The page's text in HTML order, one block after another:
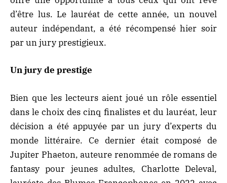
d’être lus. Le lauréat de cette année, un nouvel
auteur indépendant, a été récompensé hier soir
par un jury prestigieux.
Un jury de prestige
Bien que les lecteurs aient joué un rôle essentiel
dans le choix des cinq finalistes et du lauréat, leur
décision a été appuyée par un jury d’experts du
monde littéraire. Ce dernier était composé de
Jupiter Phaeton, auteure renommée de romans de
fantasy pour jeunes adultes, Charlotte Deleval,